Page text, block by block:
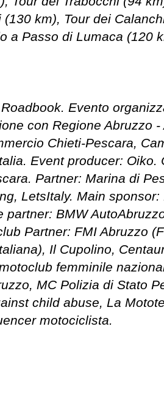
(130 km), Tour dei
a Passo di Lumaca (120
Evento
con Regione Abruzzo
Chieti-Pescara,
Event producer: Oiko.
Partner: Marina di
LetsItaly. Main sponsor:
partner: BMW
Partner: FMI Abruzzo
Il Cupolino,
femminile
MC Polizia di Stato
child abuse, La
motociclista.